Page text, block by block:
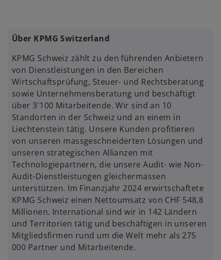
n
i
n
e
r
n
e
u
e
n
R
e
g
i
s
t
e
r
Über KPMG Switzerland
KPMG Schweiz zählt zu den führenden Anbietern
von Dienstleistungen in den Bereichen
Wirtschaftsprüfung, Steuer- und Rechtsberatung
sowie Unternehmensberatung und beschäftigt
über 3'100 Mitarbeitende. Wir sind an 10
Standorten in der Schweiz und an einem in
Liechtenstein tätig. Unsere Kunden profitieren
von unseren massgeschneiderten Lösungen und
unseren strategischen Allianzen mit
Technologiepartnern, die unsere Audit- wie Non-
Audit-Dienstleistungen gleichermassen
unterstützen. Im Finanzjahr 2024 erwirtschaftete
KPMG Schweiz einen Nettoumsatz von CHF 548,8
Millionen. International sind wir in 142 Ländern
und Territorien tätig und beschäftigen in unseren
Mitgliedsfirmen rund um die Welt mehr als 275
000 Partner und Mitarbeitende.